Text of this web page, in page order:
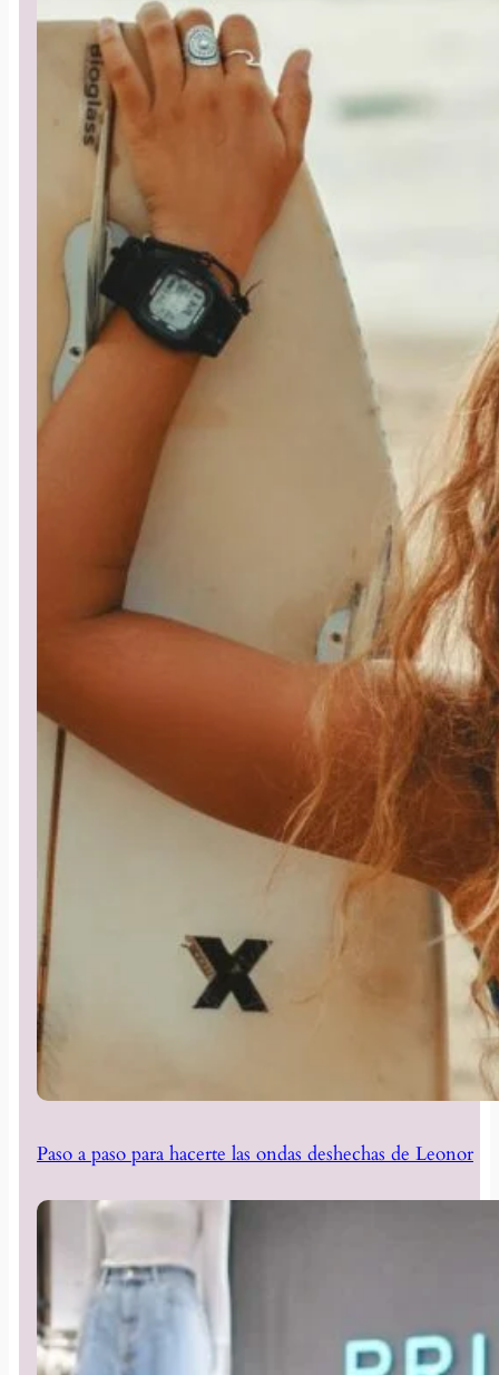
Paso a paso para hacerte las ondas deshechas de Leonor